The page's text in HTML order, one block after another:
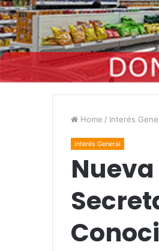
Home / Interés
Interés General